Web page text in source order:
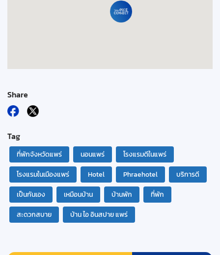
Share
Tag
ที่พักจังหวัดแพร่ นอนแพร่
โรงแรมดีในแพร่
โรงแรมในเมืองแพร่
Hotel Phraehotel
บริการดี
เป็นกันเอง
เหมือนบ้าน บ้านพัก
ที่พัก
สะดวกสบาย
บ้าน ไอ อินสปาย แพร่